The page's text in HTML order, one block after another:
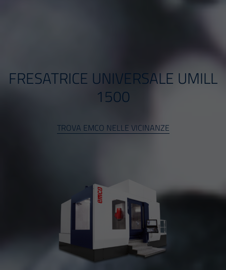
FRESATRICE UNIVERSALE UMILL
1500
TROVA EMCO NELLE VICINANZE